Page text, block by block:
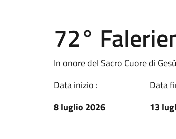
72°
In onore del Sacro Cuore di Gesù
Data inizio :
8 luglio 2026
Data
13